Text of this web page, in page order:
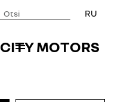
CITY MOTORS
RU